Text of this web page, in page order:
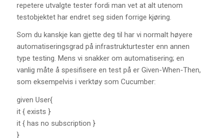
repetere utvalgte tester fordi man vet at alt utenom
testobjektet har endret seg siden forrige kjøring.
Som du kanskje kan gjette deg til har vi normalt høyere
automatiseringsgrad på infrastrukturtester enn annen
type testing. Mens vi snakker om automatisering; en
vanlig måte å spesifisere en test på er Given-When-Then,
som eksempelvis i verktøy som Cucumber:
given User{
it { exists }
it { has no subscription }
}